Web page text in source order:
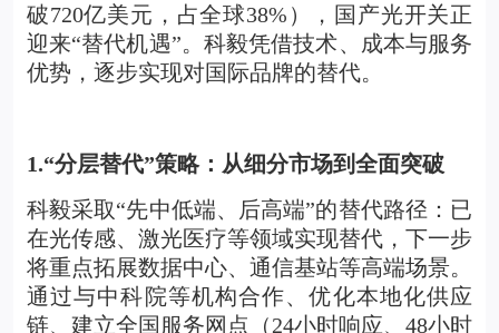
破720亿美元，占全球38%）， 国产光开关正
迎来“替代机遇”。科毅凭借技术、成本与服务
优势，逐步实现对国际品牌的替代。
1.“分层替代”策略：从细分市场到全面突破
科毅采取“先中低端、后高端”的替代路径：已
在光传感、激光医疗等领域实现替代，下一步
将重点拓展数据中心、通信基站等高端场景。
通过与中科院等机构合作、优化本地化供应
链、建立全国服务网点（24小时响应、48小时